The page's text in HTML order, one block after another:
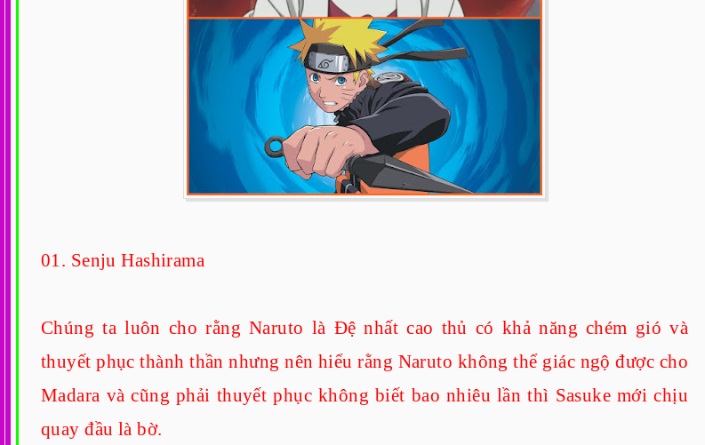
01. Senju Hashirama
Chúng ta luôn cho rằng Naruto là Đệ nhất cao thủ có khả năng chém gió và
thuyết phục thành thần nhưng nên hiểu rằng Naruto không thể giác ngộ được cho
Madara và cũng phải thuyết phục không biết bao nhiêu lần thì Sasuke mới chịu
quay đầu là bờ.